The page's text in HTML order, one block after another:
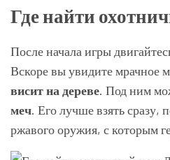
Где найти
После начала игры
Вскоре вы увидите мрачное
висит на дереве. Под ним
меч. Его лучше взять сразу,
ржавого оружия, с которым